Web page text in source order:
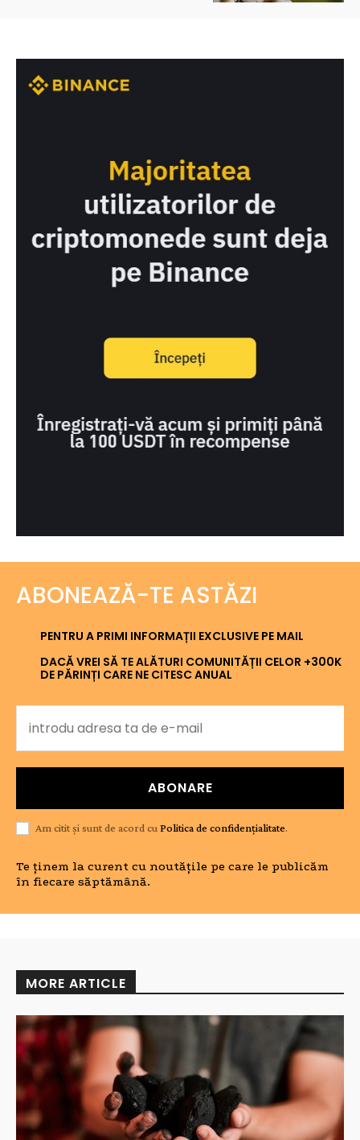
ABONEAZĂ-TE ASTĂZI
PENTRU A PRIMI INFORMAȚII EXCLUSIVE PE MAIL
DACĂ VREI SĂ TE ALĂTURI COMUNITĂȚII CELOR +300K
DE PĂRINȚI CARE NE CITESC ANUAL
ABONARE
Am citit și sunt de acord cu Politica de confidențialitate.
Te ținem la curent cu noutățile pe care le publicăm
în fiecare săptămână.
MORE ARTICLE